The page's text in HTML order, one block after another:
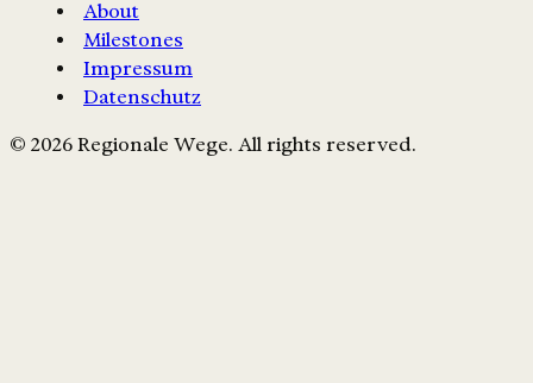
About
Milestones
Impressum
Datenschutz
© 2026 Regionale Wege. All rights reserved.